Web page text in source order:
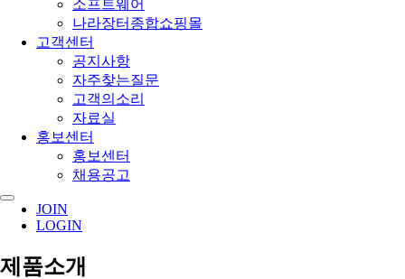
소프트웨어
나라장터종합쇼핑몰
고객센터
공지사항
자주찾는질문
고객의소리
자료실
홍보센터
홍보센터
채용공고
JOIN
LOGIN
제품소개